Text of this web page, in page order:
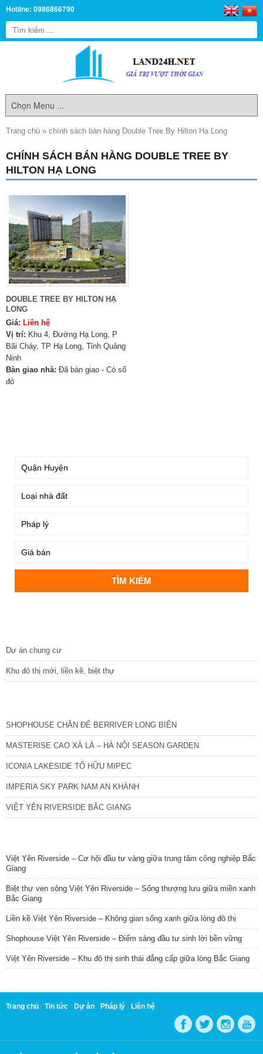
Hotline: 0986866790
Trang chủ » chính sách bán hàng Double Tree By Hilton Hạ Long
CHÍNH SÁCH BÁN HÀNG DOUBLE TREE BY
HILTON HẠ LONG
DOUBLE TREE BY HILTON HẠ
LONG
Giá: Liên hệ
Vị trí: Khu 4, Đường Hạ Long, P
Bãi Cháy, TP Hạ Long, Tỉnh Quảng
Ninh
Bàn giao nhà: Đã bàn giao - Có sổ
đỏ
Dự án chung cư
Khu đô thị mới, liền kề, biệt thự
SHOPHOUSE CHÂN ĐẾ BERRIVER LONG BIÊN
MASTERISE CAO XÀ LÁ – HÀ NỘI SEASON GARDEN
ICONIA LAKESIDE TỐ HỮU MIPEC
IMPERIA SKY PARK NAM AN KHÁNH
VIỆT YÊN RIVERSIDE BẮC GIANG
Việt Yên Riverside – Cơ hội đầu tư vàng giữa trung tâm công nghiệp Bắc
Giang
Biệt thự ven sông Việt Yên Riverside – Sống thượng lưu giữa miền xanh
Bắc Giang
Liền kề Việt Yên Riverside – Không gian sống xanh giữa lòng đô thị
Shophouse Việt Yên Riverside – Điểm sáng đầu tư sinh lời bền vững
Việt Yên Riverside – Khu đô thị sinh thái đẳng cấp giữa lòng Bắc Giang
Trang chủ Tin tức Dự án Pháp lý Liên hệ